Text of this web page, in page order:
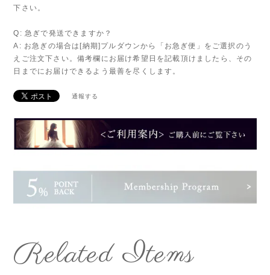
下さい。
Q: 急ぎで発送できますか？
A: お急ぎの場合は[納期]プルダウンから「お急ぎ便」をご選択のう
えご注文下さい。備考欄にお届け希望日を記載頂けましたら、その
日までにお届けできるよう最善を尽くします。
通報する
Related Items